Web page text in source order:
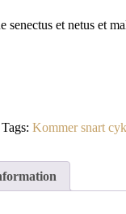
et netus et
Tags: Kommer snart